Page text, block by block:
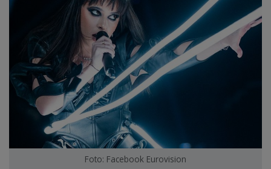
Foto: Facebook Eurovision